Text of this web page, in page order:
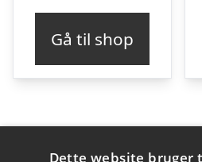
Gå til shop
Varekategorier
Dette website bruger